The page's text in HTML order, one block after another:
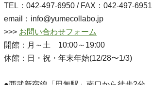
TEL：042-497-6950 / FAX：042-497-6951
email：info@yumecollabo.jp
>>> お問い合わせフォーム
開館：月～土 10:00～19:00
休館：日・祝・年末年始(12/28〜1/3)